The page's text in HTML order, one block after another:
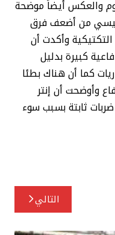
والعكس أيضاً موضحة
ميسي من أضعف فرق
وأكدت أن
كبيرة بدليل
26 هدفاً خلال آخر 10 مباريات كما أن هناك بطئا
وأوضحت أن إنتر
ثابتة بسبب سوء
التالي